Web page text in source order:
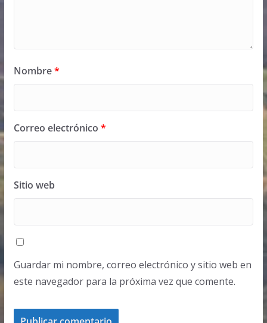
Nombre*
Correo electrónico *
Sitio web
Guardar mi nombre, correo electrónico y sitio web en
este navegador para la próxima vez que comente.